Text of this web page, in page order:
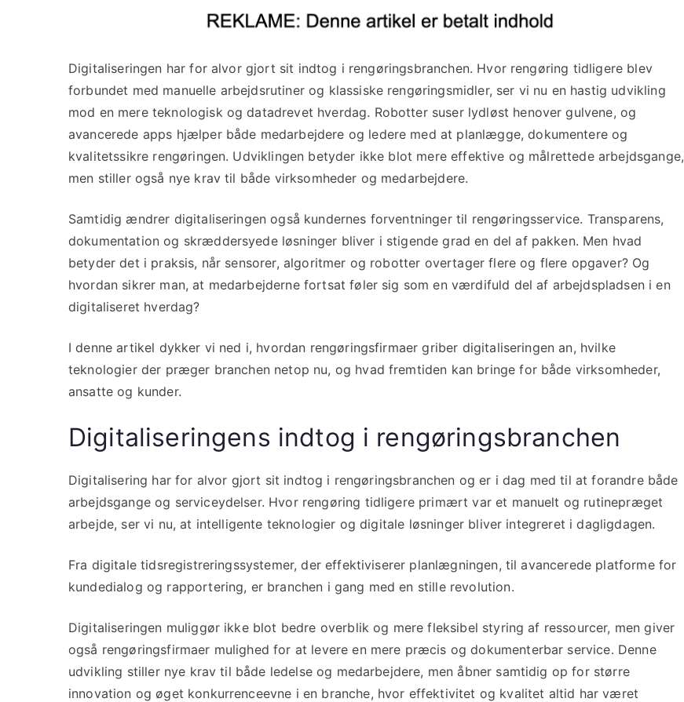
Digitaliseringen har for alvor gjort sit indtog i rengøringsbranchen. Hvor rengøring tidligere blev
forbundet med manuelle arbejdsrutiner og klassiske rengøringsmidler, ser vi nu en hastig udvikling
mod en mere teknologisk og datadrevet hverdag. Robotter suser lydløst henover gulvene, og
avancerede apps hjælper både medarbejdere og ledere med at planlægge, dokumentere og
kvalitetssikre rengøringen. Udviklingen betyder ikke blot mere effektive og målrettede arbejdsgange,
men stiller også nye krav til både virksomheder og medarbejdere.
Samtidig ændrer digitaliseringen også kundernes forventninger til rengøringsservice. Transparens,
dokumentation og skræddersyede løsninger bliver i stigende grad en del af pakken. Men hvad
betyder det i praksis, når sensorer, algoritmer og robotter overtager flere og flere opgaver? Og
hvordan sikrer man, at medarbejderne fortsat føler sig som en værdifuld del af arbejdspladsen i en
digitaliseret hverdag?
I denne artikel dykker vi ned i, hvordan rengøringsfirmaer griber digitaliseringen an, hvilke
teknologier der præger branchen netop nu, og hvad fremtiden kan bringe for både virksomheder,
ansatte og kunder.
Digitaliseringens indtog i rengøringsbranchen
Digitalisering har for alvor gjort sit indtog i rengøringsbranchen og er i dag med til at forandre både
arbejdsgange og serviceydelser. Hvor rengøring tidligere primært var et manuelt og rutinepræget
arbejde, ser vi nu, at intelligente teknologier og digitale løsninger bliver integreret i dagligdagen.
Fra digitale tidsregistreringssystemer, der effektiviserer planlægningen, til avancerede platforme for
kundedialog og rapportering, er branchen i gang med en stille revolution.
Digitaliseringen muliggør ikke blot bedre overblik og mere fleksibel styring af ressourcer, men giver
også rengøringsfirmaer mulighed for at levere en mere præcis og dokumenterbar service. Denne
udvikling stiller nye krav til både ledelse og medarbejdere, men åbner samtidig op for større
innovation og øget konkurrenceevne i en branche, hvor effektivitet og kvalitet altid har været